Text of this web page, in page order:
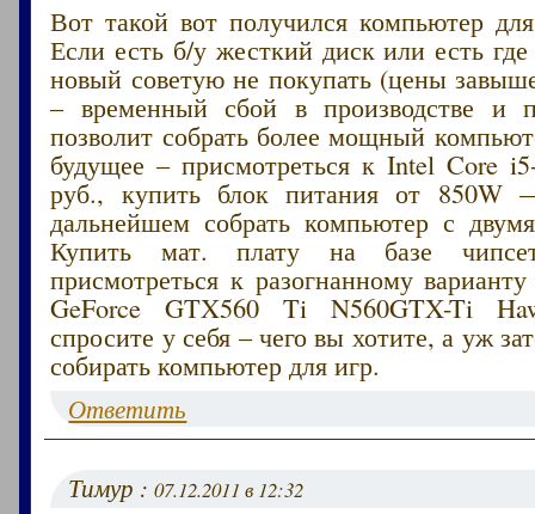
Вот такой вот получился компьютер
Если есть б/у жесткий диск или есть где
новый советую не покупать (цены
– временный сбой в производстве и
позволит собрать более мощный
будущее – присмотреться к Intel Core
руб., купить блок питания от
дальнейшем собрать компьютер с
Купить мат. плату на базе
присмотреться к разогнанному
GeForce GTX560 Ti N560GTX-Ti
спросите у себя – чего вы хотите, а уж
собирать компьютер для игр.
Ответить
Тимур :07.12.2011 в 12:32